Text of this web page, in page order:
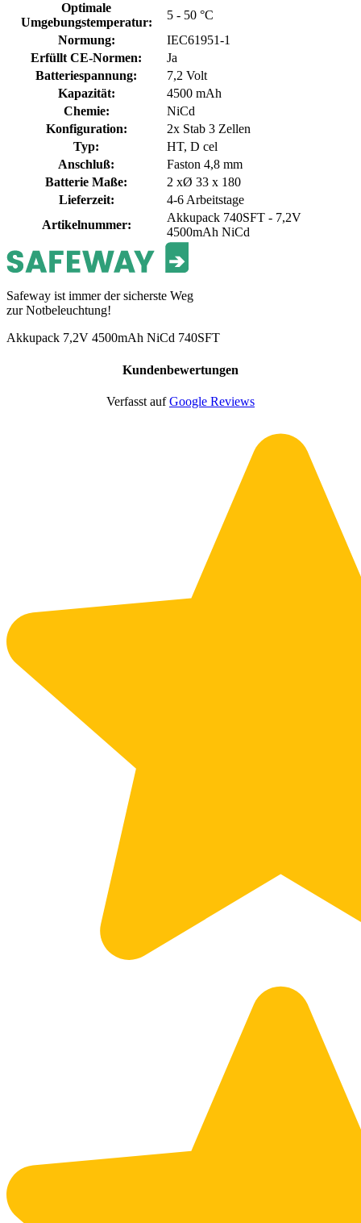
Optimale
Umgebungstemperatur:
5 - 50 °C
Normung:
IEC61951-1
Erfüllt CE-Normen:
Ja
Batteriespannung:
7,2 Volt
Kapazität:
4500 mAh
Chemie:
NiCd
Konfiguration:
2x Stab 3 Zellen
Typ:
HT, D cel
Anschluß:
Faston 4,8 mm
Batterie Maße:
2 xØ 33 x 180
Lieferzeit:
4-6 Arbeitstage
Artikelnummer:
Akkupack 740SFT - 7,2V
4500mAh NiCd
Safeway ist immer der sicherste Weg
zur Notbeleuchtung!
Akkupack 7,2V 4500mAh NiCd 740SFT
Kundenbewertungen
Verfasst aufGoogle Reviews